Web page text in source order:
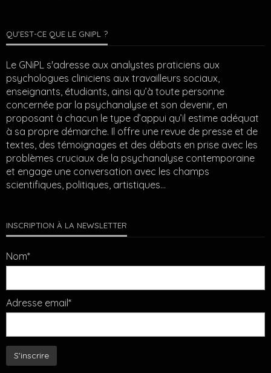
QU’EST-CE QUE LE GNIPL ?
Le GNiPL s'adresse aux analystes praticiens aux
psychologues cliniciens aux travailleurs sociaux,
enseignants, étudiants, ainsi qu’à toute personne
concernée par la psychanalyse et son devenir, en
proposant à chacun le type d’appui qu’il estime adéquat
à sa propre démarche. Il offre une revue de presse et de
textes, des témoignages et des débats en prise avec les
problèmes cruciaux de la psychanalyse contemporaine
et engage une conversation avec les champs
scientifiques, politiques, artistiques…
INSCRIPTION À LA NEWSLETTER
Nom*
Adresse email*